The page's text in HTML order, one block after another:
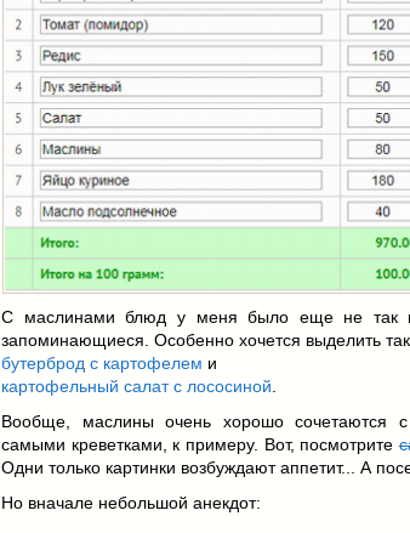
С маслинами блюд у меня было еще не так
запоминающиеся. Особенно хочется выделить
бутерброд с картофелем и
картофельный салат с лососиной
Вообще, маслины очень хорошо сочетаются
самыми креветками, к примеру. Вот, посмотрите
Одни только картинки возбуждают аппетит... А
Но вначале небольшой анекдот: